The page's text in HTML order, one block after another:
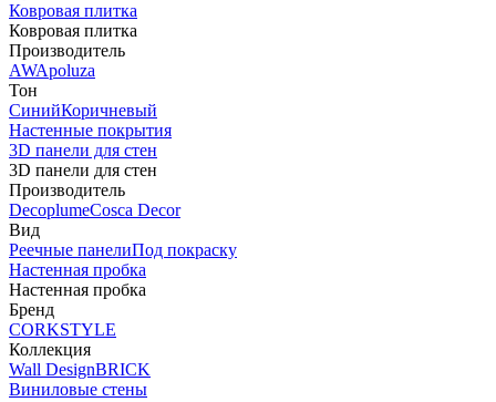
Ковровая плитка
Ковровая плитка
Производитель
AWApoluza
Тон
СинийКоричневый
Настенные покрытия
3D панели для стен
3D панели для стен
Производитель
DecoplumeCosca Decor
Вид
Реечные панелиПод покраску
Настенная пробка
Настенная пробка
Бренд
CORKSTYLE
Коллекция
Wall DesignBRICK
Виниловые стены